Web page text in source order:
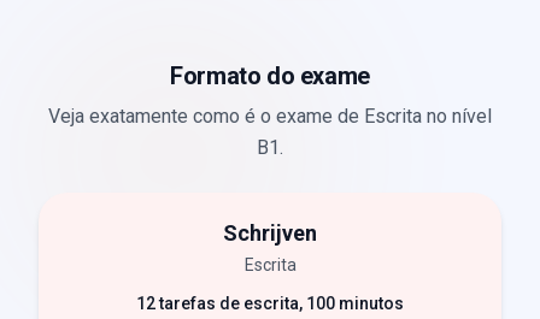
Formato do exame
Veja exatamente como é o exame de Escrita no nível
B1.
Schrijven
Escrita
12 tarefas de escrita, 100 minutos